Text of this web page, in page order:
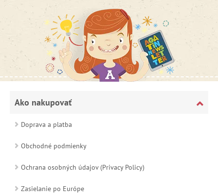
Ako nakupovať
Doprava a platba
Obchodné podmienky
Ochrana osobných údajov (Privacy Policy)
Zasielanie po Európe